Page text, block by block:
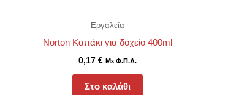
Εργαλεία
Norton Καπάκι για δοχείο 400ml
0,17 € Με Φ.Π.Α.
Στο καλάθι